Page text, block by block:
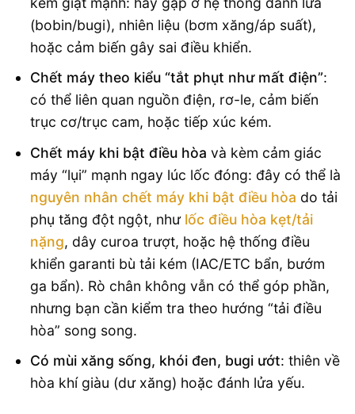
(bobin/bugi), nhiên liệu (bơm xăng/áp suất),
hoặc cảm biến gây sai điều khiển.
Chết máy theo kiểu “tắt phụt như mất điện”:
có thể liên quan nguồn điện, rơ-le, cảm biến
trục cơ/trục cam, hoặc tiếp xúc kém.
Chết máy khi bật điều hòa và kèm cảm giác
máy “lụi” mạnh ngay lúc lốc đóng: đây có thể là
nguyên nhân chết máy khi bật điều hòa do tải
phụ tăng đột ngột, như lốc điều hòa kẹt/tải
nặng, dây curoa trượt, hoặc hệ thống điều
khiển garanti bù tải kém (IAC/ETC bẩn, bướm
ga bẩn). Rò chân không vẫn có thể góp phần,
nhưng bạn cần kiểm tra theo hướng “tải điều
hòa” song song.
Có mùi xăng sống, khói đen, bugi ướt: thiên về
hòa khí giàu (dư xăng) hoặc đánh lửa yếu.